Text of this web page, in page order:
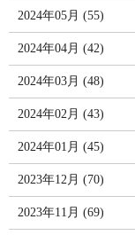
2024年05月 (55)
2024年04月 (42)
2024年03月 (48)
2024年02月 (43)
2024年01月 (45)
2023年12月 (70)
2023年11月 (69)